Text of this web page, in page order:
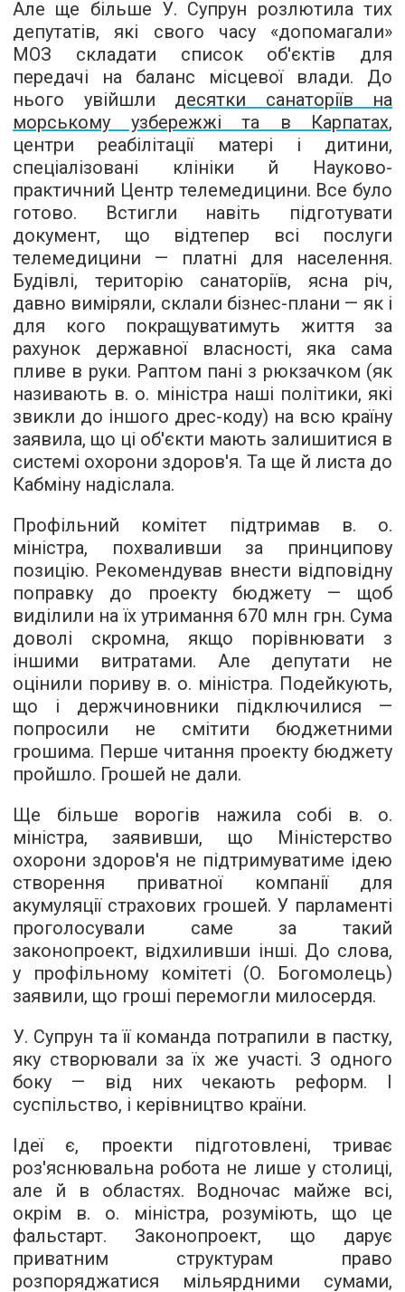
Але ще більше У. Супрун розлютила тих
депутатів, які свого часу «допомагали»
МОЗ складати список об'єктів для
передачі на баланс місцевої влади. До
нього увійшли десятки санаторіїв на
морському узбережжі та в Карпатах,
центри реабілітації матері і дитини,
спеціалізовані клініки й Науково-
практичний Центр телемедицини. Все було
готово. Встигли навіть підготувати
документ, що відтепер всі послуги
телемедицини — платні для населення.
Будівлі, територію санаторіїв, ясна річ,
давно виміряли, склали бізнес-плани — як і
для кого покращуватимуть життя за
рахунок державної власності, яка сама
пливе в руки. Раптом пані з рюкзачком (як
називають в. о. міністра наші політики, які
звикли до іншого дрес-коду) на всю країну
заявила, що ці об'єкти мають залишитися в
системі охорони здоров'я. Та ще й листа до
Кабміну надіслала.
Профільний комітет підтримав в. о.
міністра, похваливши за принципову
позицію. Рекомендував внести відповідну
поправку до проекту бюджету — щоб
виділили на їх утримання 670 млн грн. Сума
доволі скромна, якщо порівнювати з
іншими витратами. Але депутати не
оцінили пориву в. о. міністра. Подейкують,
що і держчиновники підключилися —
попросили не смітити бюджетними
грошима. Перше читання проекту бюджету
пройшло. Грошей не дали.
Ще більше ворогів нажила собі в. о.
міністра, заявивши, що Міністерство
охорони здоров'я не підтримуватиме ідею
створення приватної компанії для
акумуляції страхових грошей. У парламенті
проголосували саме за такий
законопроект, відхиливши інші. До слова,
у профільному комітеті (О. Богомолець)
заявили, що гроші перемогли милосердя.
У. Супрун та її команда потрапили в пастку,
яку створювали за їх же участі. З одного
боку — від них чекають реформ. І
суспільство, і керівництво країни.
Ідеї ​​є, проекти підготовлені, триває
роз'яснювальна робота не лише у столиці,
але й в областях. Водночас майже всі,
окрім в. о. міністра, розуміють, що це
фальстарт. Законопроект, що дарує
приватним структурам право
розпоряджатися мільярдними сумами,